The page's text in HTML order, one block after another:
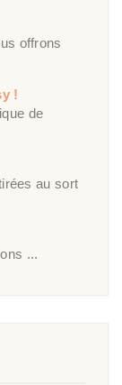
offrons
!
de
au sort
...